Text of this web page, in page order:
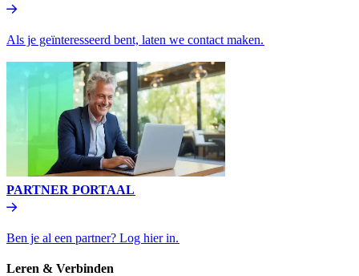
Als je geïnteresseerd bent, laten we contact maken.​​
PARTNER PORTAAL​​
Ben je al een partner? Log hier in.​​
Leren & Verbinden​​